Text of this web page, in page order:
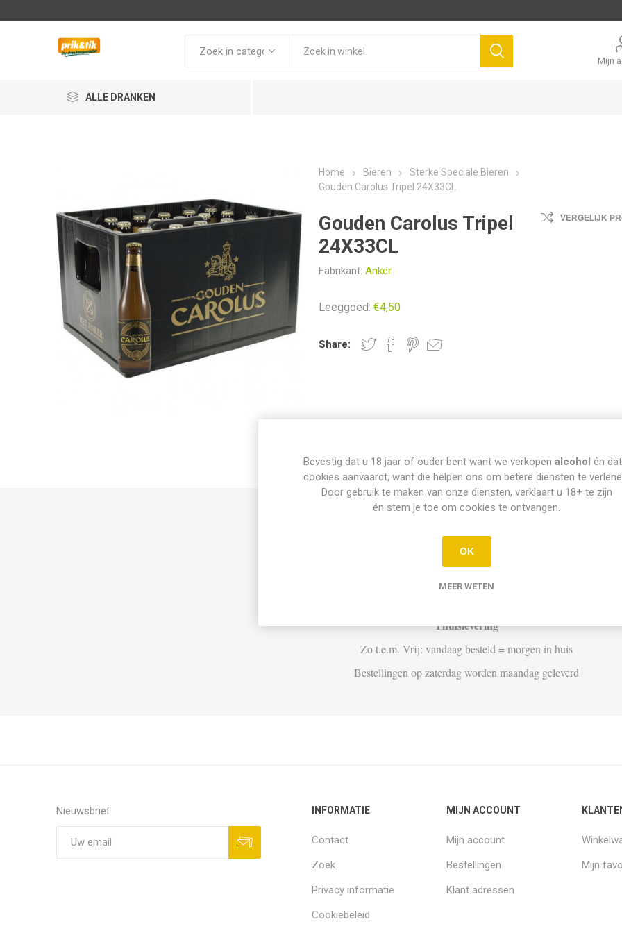
Mijn
ALLE DRANKEN
Home Bieren
Sterke Speciale Bieren
Gouden Carolus Tripel 24X33CL
Gouden Carolus Tripel
24X33CL
Fabrikant: Anker
VERGELIJK
Leeggoed:€4,50
Share:
INFO PICK-UP & LEVERING
Di t.e.m. Za: Vandaag besteld vóór 15u = vandaag af te halen vanaf 16u
Thuislevering
Zo t.e.m. Vrij: vandaag besteld = morgen in huis
Bestellingen op zaterdag worden maandag geleverd
Nieuwsbrief INFORMATIE
Contact
Zoek
Privacy informatie
Cookiebeleid
MIJN ACCOUNT
Mijn account
Bestellingen
Klant adressen
Mijn
Bevestig dat u 18 jaar of ouder bent want we verkopen alcohol én
cookies aanvaardt, want die helpen ons om betere diensten te
Door gebruik te maken van onze diensten, verklaart u 18+ te zijn
én stem je toe om cookies te ontvangen.
OK
MEER WETEN